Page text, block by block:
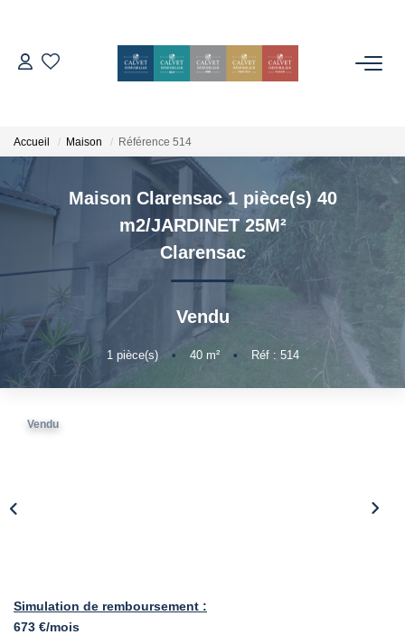
ESTIMER
L'AGENCE
Notre Équipe
Nos Avis
Nos Actes
Accueil Maison Référence 514
Maison Clarensac 1 pièce(s) 40
m2/JARDINET 25M²
Clarensac
Vendu
1 pièce(s) • 40m² • Réf : 514
Vendu
Simulation de remboursement :
673 €/mois